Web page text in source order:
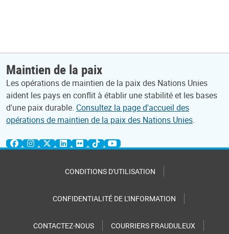
Maintien de la paix
Les opérations de maintien de la paix des Nations Unies
aident les pays en conflit à établir une stabilité et les bases
d'une paix durable. Consultez la page d'accueil des
opérations de maintien de la paix des Nations Unies.
CONDITIONS D'UTILISATION
CONFIDENTIALITÉ DE L'INFORMATION
CONTACTEZ-NOUS COURRIERS FRAUDULEUX